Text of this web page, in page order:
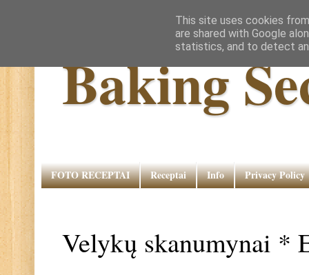
Baking
FOTO RECEPTAI Receptai Info Privacy Policy
Velykų skanumynai *
This site uses cookies
are shared with Google
statistics, and to detect